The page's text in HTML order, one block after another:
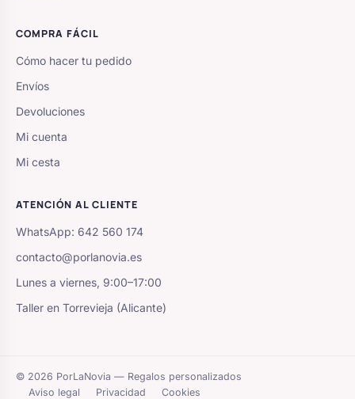
COMPRA FÁCIL
Cómo hacer tu pedido
Envíos
Devoluciones
Mi cuenta
Mi cesta
ATENCIÓN AL CLIENTE
WhatsApp: 642 560 174
contacto@porlanovia.es
Lunes a viernes, 9:00–17:00
Taller en Torrevieja (Alicante)
© 2026 PorLaNovia — Regalos personalizados
Aviso legal
Privacidad Cookies